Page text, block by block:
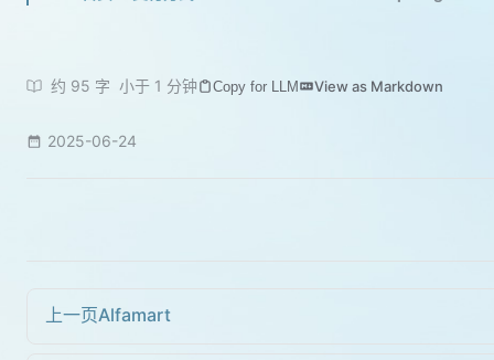
约 95 字 小于 1 分钟 Copy for LLM View as Markdown
2025-06-24
上一页Alfamart